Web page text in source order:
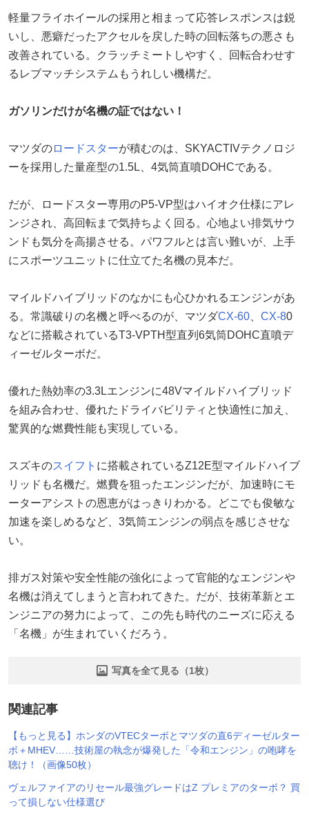
軽量フライホイールの採用と相まって応答レスポンスは鋭
いし、悪癖だったアクセルを戻した時の回転落ちの悪さも
改善されている。クラッチミートしやすく、回転合わせす
るレブマッチシステムもうれしい機構だ。
ガソリンだけが名機の証ではない！
マツダのロードスターが積むのは、SKYACTIVテクノロジ
ーを採用した量産型の1.5L、4気筒直噴DOHCである。
だが、ロードスター専用のP5-VP型はハイオク仕様にアレ
ンジされ、高回転まで気持ちよく回る。心地よい排気サウ
ンドも気分を高揚させる。パワフルとは言い難いが、上手
にスポーツユニットに仕立てた名機の見本だ。
マイルドハイブリッドのなかにも心ひかれるエンジンがあ
る。常識破りの名機と呼べるのが、マツダCX-60 CX-80
などに搭載されているT3-VPTH型直列6気筒DOHC直噴デ
ィーゼルターボだ。
優れた熱効率の3.3Lエンジンに48Vマイルドハイブリッド
を組み合わせ、優れたドライバビリティと快適性に加え、
驚異的な燃費性能も実現している。
スズキのスイフト に搭載されているZ12E型マイルドハイブ
リッドも名機だ。燃費を狙ったエンジンだが、加速時にモ
ーターアシストの恩恵がはっきりわかる。どこでも俊敏な
加速を楽しめるなど、3気筒エンジンの弱点を感じさせな
い。
排ガス対策や安全性能の強化によって官能的なエンジンや
名機は消えてしまうと言われてきた。だが、技術革新とエ
ンジニアの努力によって、この先も時代のニーズに応える
「名機」が生まれていくだろう。
写真を全て見る（1枚）
関連記事
【もっと見る】ホンダのVTECターボとマツダの直6ディーゼルター
ボ＋MHEV……技術屋の執念が爆発した「令和エンジン」の咆哮を
聴け！（画像50枚）
ヴェルファイアのリセール最強グレードはZ プレミアのターボ？ 買
って損しない仕様選び